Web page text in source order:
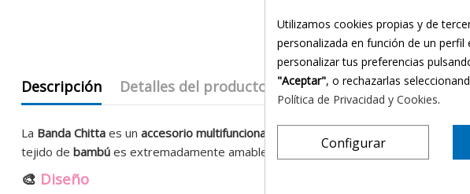
Descripción Detalles del producto eKomi Reviews
La Banda Chitta es un accesorio multifuncional
tejido de bambú es extremadamente amable con el cuero cabelludo sensible ,
🎨 Diseño
Utilizamos cookies propias y de
personalizada en función de un
personalizar tus preferencias
"Aceptar", o rechazarlas
Política de Privacidad y Cookies.
Configurar